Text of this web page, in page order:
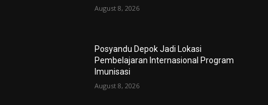
August 8, 2026
Posyandu Depok Jadi Lokasi
Pembelajaran Internasional Program
Imunisasi
August 8, 2026